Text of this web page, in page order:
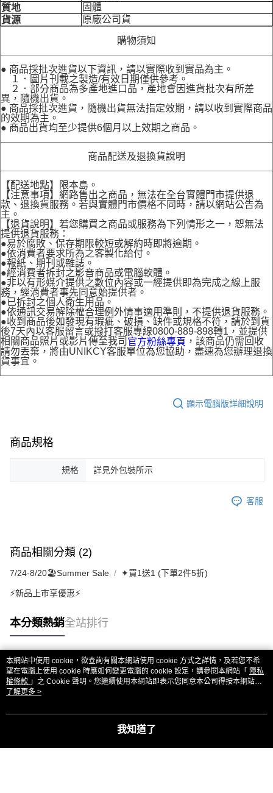
質地
固體
貨源
原廠公司貨
購物須知
● 商品採批次進貨以下資訊，請以實際收到實品為主。
１．圖片刊載之製造/有效日期僅供參考。
２．部分商品為多產地進口品，產地會因進貨批次有所差
異，隨機出貨。
● 商品採批次進貨，隨機出貨無法指定效期，請以收到實際商品
的效期為主。
● 商品出貨均至少提供6個月以上效期之商品。
商品配送及退換貨說明
【配送地點】限本島。
【注意事項】網路售出之商品，無法在全台實體門市提供退
款、退換貨服務。若與實體門市價格不同時，請以網站公告為
主。
【退貨說明】若您購買之商品或服務為下列情形之一，恕無法
提供退貨服務：
●易於腐敗、保存期限較短或解約時即將逾期。
●依消費者要求所為之客製化給付。
●報紙、期刊或雜誌。
●經消費者拆封之影音商品或電腦軟體。
●非以有形媒介提供之數位內容或一經提供即為完成之線上服
務，經消費者事先同意始提供者。
●已拆封之個人衛生用品。
●依通訊交易解除權合理例外情事適用準則，不提供退貨服務。
●收到商品後如發現有瑕疵、破損、缺件或規格不符，請於到貨
後7天內以客服留言或撥打客服專線0800-889-898轉1，並提供
相關商品照片或影片傳至我司 官方粉絲專頁 ，該商品仍需回收
請勿丟棄，將由UNIKCY客服單位為您協助，盡速為您辦理退換
貨事宜。
顯示電腦版詳細說明
商品規格
規格 詳見外包裝所示
客服
商品相關分類 (2)
7/24-8/20🏖️Summer Sale ✦買1送1 (下單2件5折)
⚡新品上市享優惠⚡
本分類熱銷全站排行
熱門標籤
本網站中使用 cookie，欲查詢有關本網站使用 cookie 方式之詳情，及若您不希
望在電腦上使用 cookie 時應如何變更電腦的 cookie 設定，請參閱本網站「 隱私
權條款 」之 Cookie 聲明。您繼續使用本網站即表示您同意本公司得按本網站使
用條款之 Cookie 聲明使用 cookie。
了解更多 >
我知道了